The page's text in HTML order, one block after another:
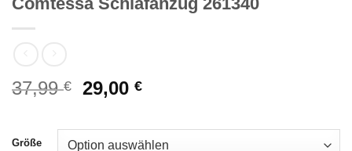
37,99€
Ursprünglicher
war:
37,99 €
29,00€Aktueller
ist:
29,00 €.
Größe